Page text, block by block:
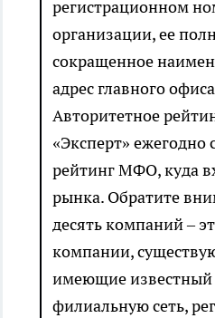
регистрационном
организации, ее
сокращенное
адрес главного
Авторитетное
«Эксперт» ежегодно
рейтинг МФО, куда
рынка. Обратите
десять компаний –
компании,
имеющие известный
филиальную сеть,